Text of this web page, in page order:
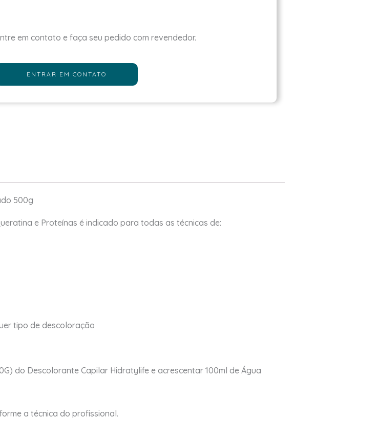
em contato e faça seu pedido com revendedor.
ENTRAR EM CONTATO
500g
e Proteínas é indicado para todas as técnicas de:
tipo de descoloração
do Descolorante Capilar Hidratylife e acrescentar 100ml de Água
a técnica do profissional.